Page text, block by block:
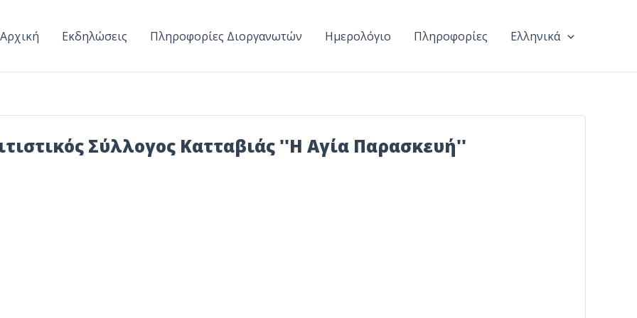
Αρχική Εκδηλώσεις Πληροφορίες Διοργανωτών Ημερολόγιο Πληροφορίες Ελληνικά
Σύλλογος Κατταβιάς ''Η Αγία Παρασκευή''